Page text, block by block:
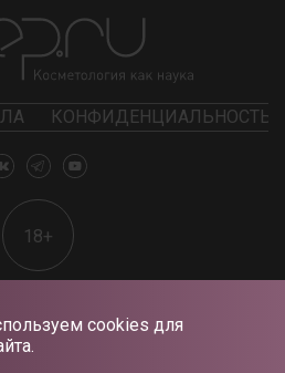
cookies для
КОНФИДЕНЦИАЛЬНОСТЬ
18+